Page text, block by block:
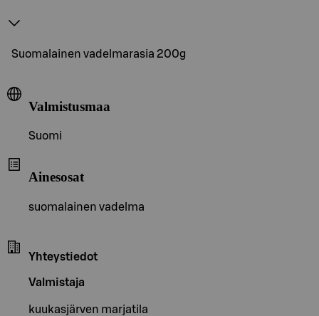
Suomalainen vadelmarasia 200g
Valmistusmaa
Suomi
Ainesosat
suomalainen vadelma
Yhteystiedot
Valmistaja
kuukasjärven marjatila